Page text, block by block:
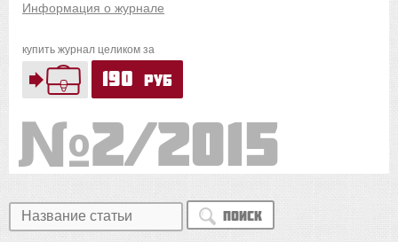
Информация о журнале
купить журнал целиком за
190 руб
2/2015
Поиск